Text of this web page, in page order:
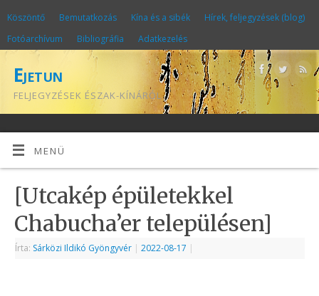
Köszöntő Bemutatkozás Kína és a sibék
Hírek, feljegyzések (blog)
Fotóarchívum
Bibliográfia Adatkezelés
Ejetun
FELJEGYZÉSEK ÉSZAK-KÍNÁRÓL
MENÜ
[Utcakép épületekkel
Chabucha’er településen]
Írta: Sárközi Ildikó Gyöngyvér | 2022-08-17 |